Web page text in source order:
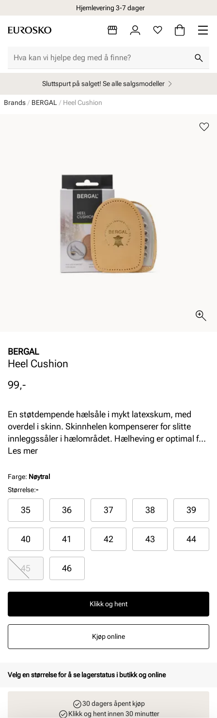
Hjemlevering 3-7 dager
Sluttspurt på salget! Se alle salgsmodeller
Brands BERGAL Heel Cushion
BERGAL
Heel Cushion
Pris
99,-
En støtdempende hælsåle i mykt latexskum, med
overdel i skinn. Skinnhelen kompenserer for slitte
innleggssåler i hælområdet. Hælheving er optimal for
harde, ukomfortable sko og smertefulle hæler. Dobbel
Les mer
Farge: Nøytral
Størrelse:-
35 36 37 38 39
40 41 42 43 44
45 46
Klikk og hent
Kjøp online
Velg en størrelse for å se lagerstatus i butikk og online
30 dagers åpent kjøp
Klikk og hent innen 30 minutter